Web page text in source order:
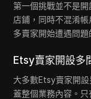
第一個挑戰並不是
店鋪，同時不混淆
多賣家開始遭遇問題
Etsy賣家開設多
大多數Etsy賣家開
蓋整個業務內容。